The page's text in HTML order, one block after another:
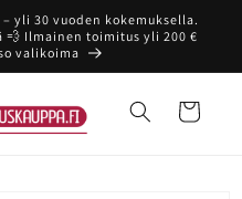
yli 30 vuoden kokemuksella.
💨 Ilmainen toimitus yli 200 €
valikoima
Ostoskori